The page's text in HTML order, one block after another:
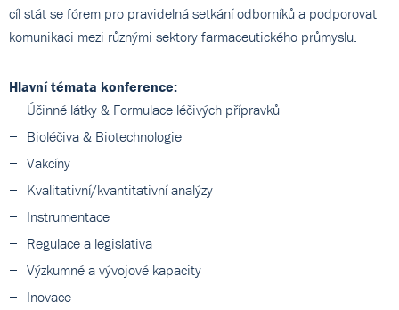
cíl stát se fórem pro pravidelná setkání odborníků a podporovat
komunikaci mezi různými sektory farmaceutického průmyslu.
Hlavní témata konference:
Účinné látky & Formulace léčivých přípravků
Bioléčiva & Biotechnologie
Vakcíny
Kvalitativní/kvantitativní analýzy
Instrumentace
Regulace a legislativa
Výzkumné a vývojové kapacity
Inovace